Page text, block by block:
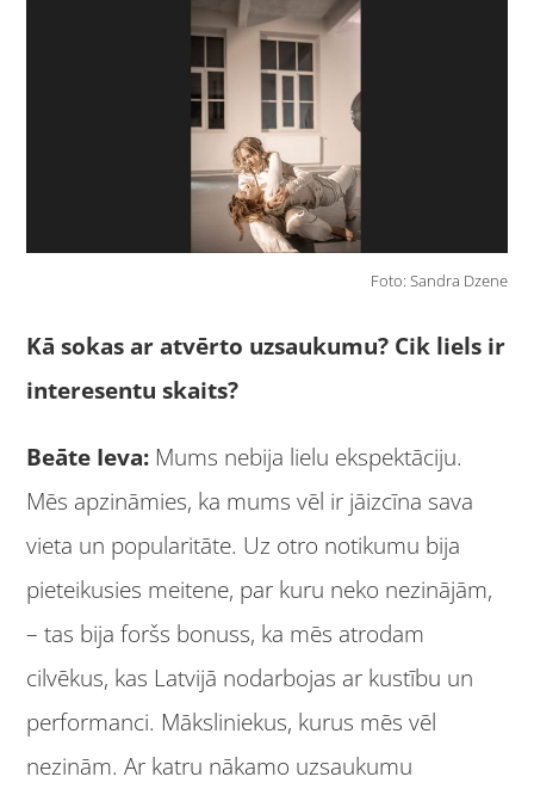
Foto: Sandra Dzene
Kā sokas ar atvērto uzsaukumu? Cik liels ir
interesentu skaits?
Beāte Ieva: Mums nebija lielu ekspektāciju.
Mēs apzināmies, ka mums vēl ir jāizcīna sava
vieta un popularitāte. Uz otro notikumu bija
pieteikusies meitene, par kuru neko nezinājām,
– tas bija foršs bonuss, ka mēs atrodam
cilvēkus, kas Latvijā nodarbojas ar kustību un
performanci. Māksliniekus, kurus mēs vēl
nezinām. Ar katru nākamo uzsaukumu